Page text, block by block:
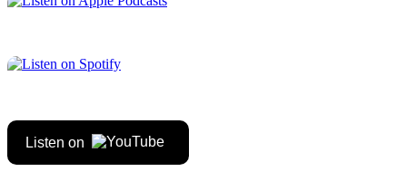
Listen on